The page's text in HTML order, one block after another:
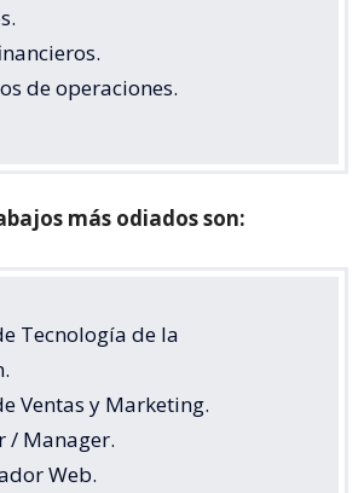
de operaciones.
más odiados son:
Tecnología de la
Ventas y Marketing.
/ Manager.
Web.